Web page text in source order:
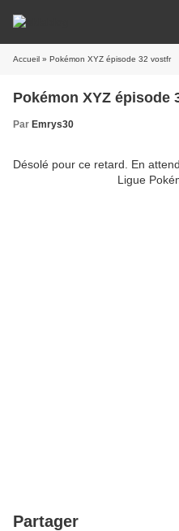
Accueil » Pokémon XYZ épisode 32 vostfr
Pokémon XYZ épisode
Par Emrys30
Désolé pour ce retard. En
Ligue
Partager